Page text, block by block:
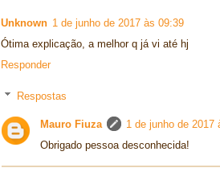
Unknown 1 de junho de 2017 às 09:39
Ótima explicação, a melhor q já vi até hj
Responder
Respostas
Mauro Fiuza
1 de junho de 2017
Obrigado pessoa desconhecida!